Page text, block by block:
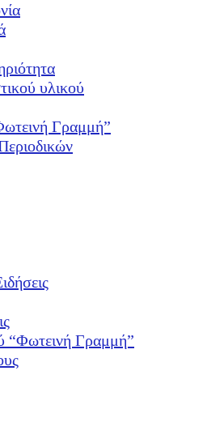
υλικού
Γραμμή”
“Φωτεινή Γραμμή”